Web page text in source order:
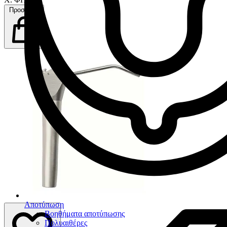
Αποτύπωση
Βοηθήματα αποτύπωσης
Πολυαιθέρες
Προσθήκη